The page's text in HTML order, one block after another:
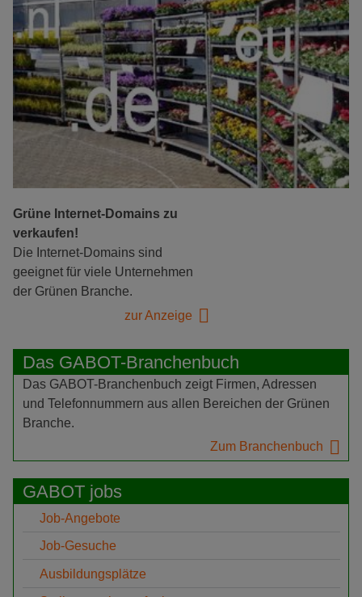
Grüne Internet-Domains zu
verkaufen!
Die Internet-Domains sind
geeignet für viele Unternehmen
der Grünen Branche.
zur Anzeige
Das GABOT-Branchenbuch
Das GABOT-Branchenbuch zeigt Firmen, Adressen
und Telefonnummern aus allen Bereichen der Grünen
Branche.
Zum Branchenbuch
GABOT jobs
Job-Angebote
Job-Gesuche
Ausbildungsplätze